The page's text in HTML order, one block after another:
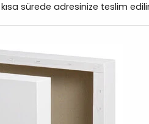
sürede adresinize teslim